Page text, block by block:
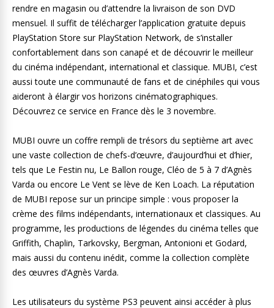
rendre en magasin ou d’attendre la livraison de son DVD
mensuel. Il suffit de télécharger l’application gratuite depuis
PlayStation Store sur PlayStation Network, de s’installer
confortablement dans son canapé et de découvrir le meilleur
du cinéma indépendant, international et classique. MUBI, c’est
aussi toute une communauté de fans et de cinéphiles qui vous
aideront à élargir vos horizons cinématographiques.
Découvrez ce service en France dès le 3 novembre.
MUBI ouvre un coffre rempli de trésors du septième art avec
une vaste collection de chefs-d’œuvre, d’aujourd’hui et d’hier,
tels que Le Festin nu, Le Ballon rouge, Cléo de 5 à 7 d’Agnès
Varda ou encore Le Vent se lève de Ken Loach. La réputation
de MUBI repose sur un principe simple : vous proposer la
crème des films indépendants, internationaux et classiques. Au
programme, les productions de légendes du cinéma telles que
Griffith, Chaplin, Tarkovsky, Bergman, Antonioni et Godard,
mais aussi du contenu inédit, comme la collection complète
des œuvres d’Agnès Varda.
Les utilisateurs du système PS3 peuvent ainsi accéder à plus